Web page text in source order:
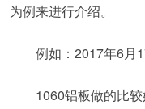
为例来进行介绍。
例如：2017年6月
1060铝板做的比